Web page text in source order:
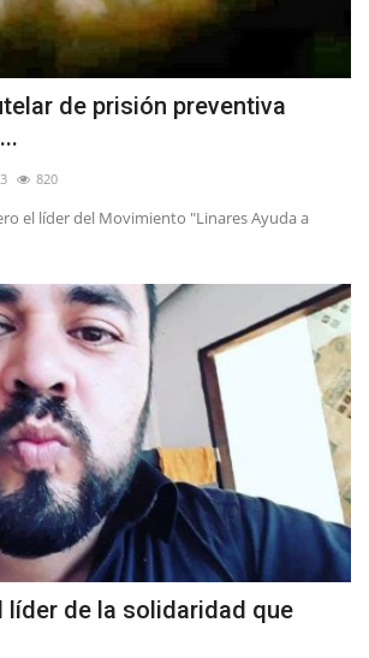
de prisión preventiva
820
el líder del Movimiento "Linares Ayuda a
líder de la solidaridad que